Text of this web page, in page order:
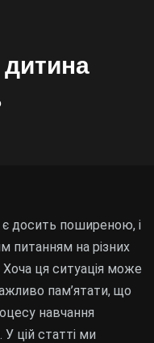
є досить поширеною, і
питанням на різних
ця ситуація може
пам’ятати, що
навчання
цій статті ми